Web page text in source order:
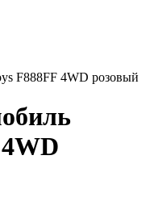
F888FF 4WD розовый